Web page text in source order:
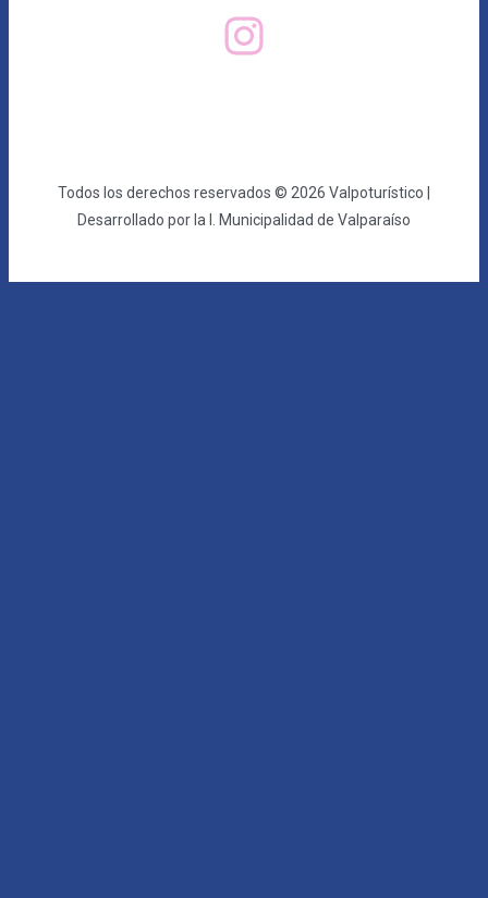
Todos los derechos reservados © 2026 Valpoturístico |
Desarrollado por la I. Municipalidad de Valparaíso